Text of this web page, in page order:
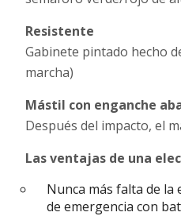
Resistente
Gabinete pintado hecho
marcha)
Mástil con enganche
Después del impacto, el
Las ventajas de una
Nunca más falta de
de emergencia con